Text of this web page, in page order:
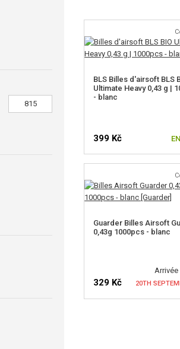
BLS Billes d'airsoft BLS
Ultimate Heavy 0,43 g |
- blanc
399 Kč
Guarder Billes Airsoft
0,43g 1000pcs - blanc
329 Kč 20TH